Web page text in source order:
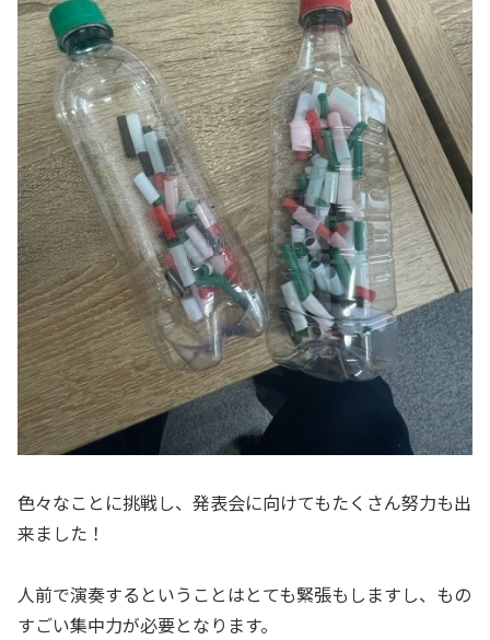
色々なことに挑戦し、発表会に向けてもたくさん努力も出
来ました！
人前で演奏するということはとても緊張もしますし、もの
すごい集中力が必要となります。